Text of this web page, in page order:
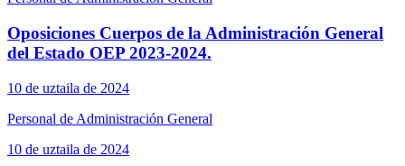
Oposiciones Cuerpos de la Administración General
del Estado OEP 2023-2024.
10 de uztaila de 2024
Personal de Administración General
10 de uztaila de 2024